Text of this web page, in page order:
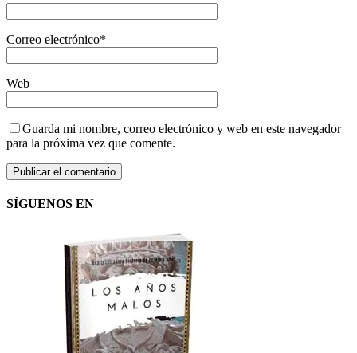
Correo electrónico*
Web
Guarda mi nombre, correo electrónico y web en este navegador
para la próxima vez que comente.
SÍGUENOS EN